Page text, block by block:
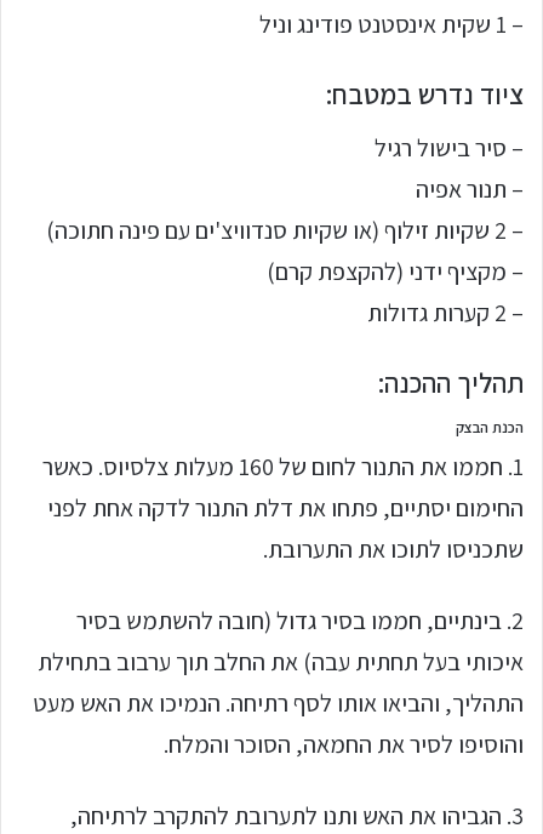
– 1 שקית אינסטנט פודינג וניל
ציוד נדרש במטבח:
– סיר בישול רגיל
– תנור אפיה
– 2 שקיות זילוף (או שקיות סנדוויצ'ים עם פינה חתוכה)
– מקציף ידני (להקצפת קרם)
– 2 קערות גדולות
תהליך ההכנה:
הכנת הבצק
1. חממו את התנור לחום של 160 מעלות צלסיוס. כאשר
החימום יסתיים, פתחו את דלת התנור לדקה אחת לפני
שתכניסו לתוכו את התערובת.
2. בינתיים, חממו בסיר גדול (חובה להשתמש בסיר
איכותי בעל תחתית עבה) את החלב תוך ערבוב בתחילת
התהליך, והביאו אותו לסף רתיחה. הנמיכו את האש מעט
והוסיפו לסיר את החמאה, הסוכר והמלח.
3. הגביהו את האש ותנו לתערובת להתקרב לרתיחה,